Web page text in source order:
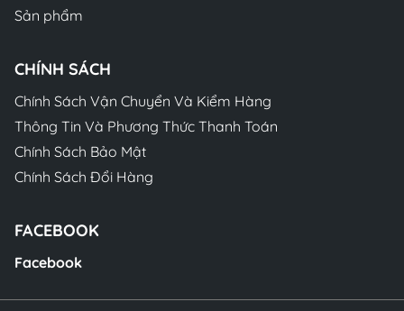
Sản phẩm
CHÍNH SÁCH
Chính Sách Vận Chuyển Và Kiểm Hàng
Thông Tin Và Phương Thức Thanh Toán
Chính Sách Bảo Mật
Chính Sách Đổi Hàng
FACEBOOK
Facebook